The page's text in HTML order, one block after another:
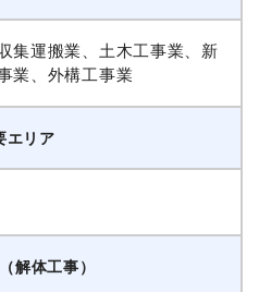
集運搬業、土木工事業、新
業、外構工事業
エリア
解体工事）